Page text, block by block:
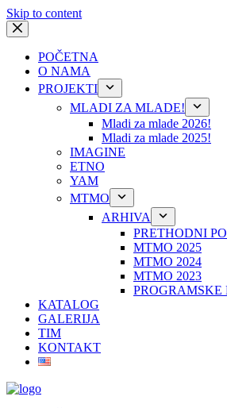
Skip to content
POČETNA
O NAMA
PROJEKTI
MLADI ZA MLADE!
Mladi za mlade 2026!
Mladi za mlade 2025!
IMAGINE
ETNO
YAM
MTMO
ARHIVA
PRETHODNI
MTMO 2025
MTMO 2024
MTMO 2023
PROGRAMSKE
KATALOG
GALERIJA
TIM
KONTAKT